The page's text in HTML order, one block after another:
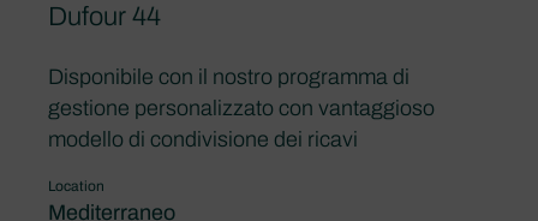
Dufour 44
Disponibile con il nostro programma di
gestione personalizzato con vantaggioso
modello di condivisione dei ricavi
Location
Mediterraneo